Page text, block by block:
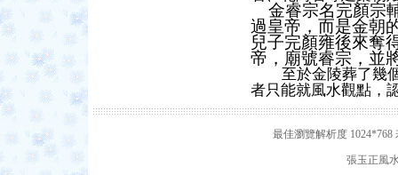
金睿宗名完顏宗
過皇帝，而是金朝
兒子完顏雍後來奪
帝，廟號睿宗，並
至於金陵葬了幾
者只能就風水觀點，
最佳瀏覽解析度
張玉正風